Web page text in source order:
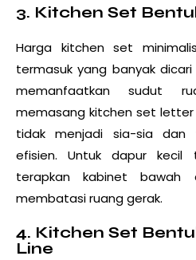
3. Kitchen Set
Harga kitchen set
termasuk yang banyak
memanfaatkan sudut
memasang kitchen set letter
tidak menjadi sia-sia
efisien. Untuk dapur kecil
terapkan kabinet
membatasi ruang gerak.
4. Kitchen Set
Line